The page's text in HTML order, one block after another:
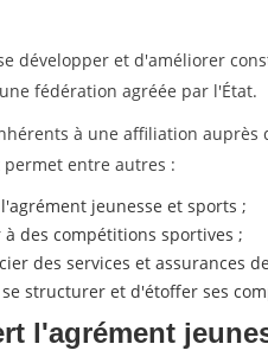
développer et d'améliorer
fédération agréée par l'État.
à une affiliation
entre autres :
jeunesse et sports ;
à des compétitions sportives ;
des services et assurances
structurer et d'étoffer ses
l'agrément